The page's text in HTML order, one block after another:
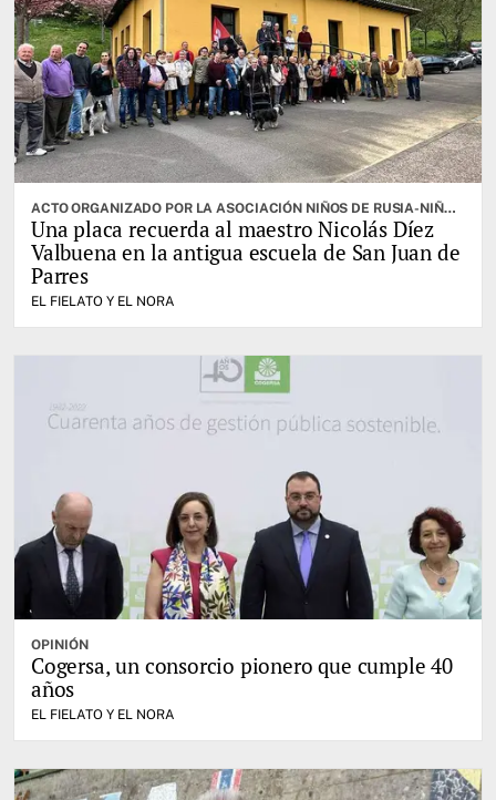
ACTO ORGANIZADO POR LA ASOCIACIÓN NIÑOS DE RUSIA-NIÑOS DE LA GUERRA
Una placa recuerda al maestro Nicolás Díez
Valbuena en la antigua escuela de San Juan de
Parres
EL FIELATO Y EL NORA
OPINIÓN
Cogersa, un consorcio pionero que cumple 40
años
EL FIELATO Y EL NORA